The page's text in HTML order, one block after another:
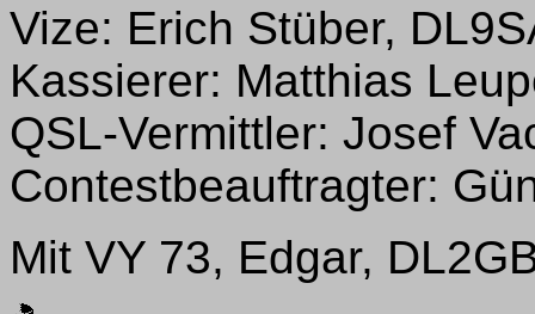
Vize: Erich Stüber,
Kassierer: Matthias
QSL-Vermittler: Josef
Contestbeauftragter:
Mit VY 73, Edgar,